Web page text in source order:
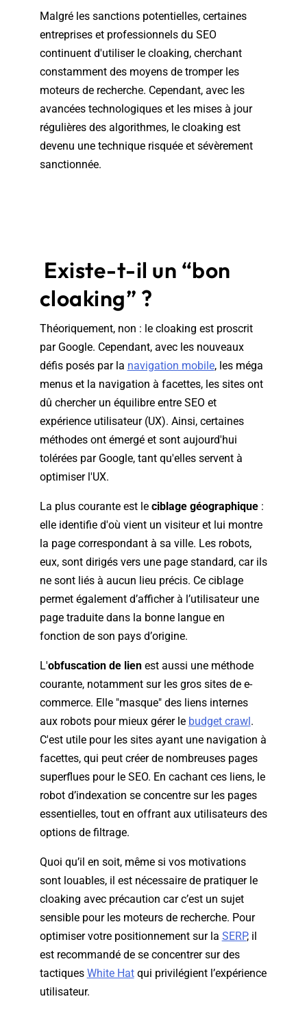
Malgré les sanctions potentielles, certaines
entreprises et professionnels du SEO
continuent d'utiliser le cloaking, cherchant
constamment des moyens de tromper les
moteurs de recherche. Cependant, avec les
avancées technologiques et les mises à jour
régulières des algorithmes, le cloaking est
devenu une technique risquée et sévèrement
sanctionnée.
Existe-t-il un “bon
cloaking” ?
Théoriquement, non : le cloaking est proscrit
par Google. Cependant, avec les nouveaux
défis posés par la navigation mobile, les méga
menus et la navigation à facettes, les sites ont
dû chercher un équilibre entre SEO et
expérience utilisateur (UX). Ainsi, certaines
méthodes ont émergé et sont aujourd'hui
tolérées par Google, tant qu'elles servent à
optimiser l'UX.
La plus courante est le ciblage géographique:
elle identifie d'où vient un visiteur et lui montre
la page correspondant à sa ville. Les robots,
eux, sont dirigés vers une page standard, car ils
ne sont liés à aucun lieu précis. Ce ciblage
permet également d’afficher à l’utilisateur une
page traduite dans la bonne langue en
fonction de son pays d’origine.
L'obfuscation de lienest aussi une méthode
courante, notamment sur les gros sites de e-
commerce. Elle "masque" des liens internes
aux robots pour mieux gérer le budget crawl.
C'est utile pour les sites ayant une navigation à
facettes, qui peut créer de nombreuses pages
superflues pour le SEO. En cachant ces liens, le
robot d’indexation se concentre sur les pages
essentielles, tout en offrant aux utilisateurs des
options de filtrage.
Quoi qu’il en soit, même si vos motivations
sont louables, il est nécessaire de pratiquer le
cloaking avec précaution car c’est un sujet
sensible pour les moteurs de recherche. Pour
optimiser votre positionnement sur la SERP, il
est recommandé de se concentrer sur des
tactiques White Hatqui privilégient l’expérience
utilisateur.